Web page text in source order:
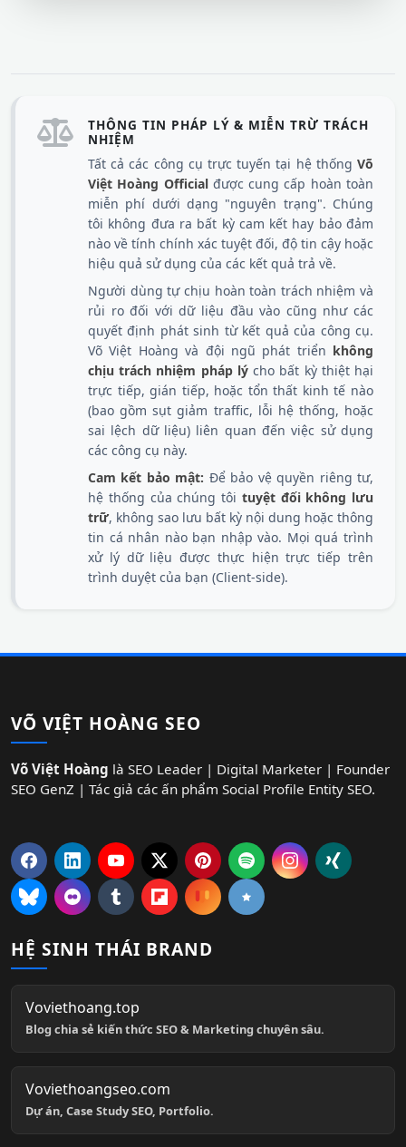
THÔNG TIN PHÁP LÝ & MIỄN TRỪ TRÁCH
NHIỆM
Tất cả các công cụ trực tuyến tại hệ thống Võ
Việt Hoàng Officialđược cung cấp hoàn toàn
miễn phí dưới dạng "nguyên trạng". Chúng
tôi không đưa ra bất kỳ cam kết hay bảo đảm
nào về tính chính xác tuyệt đối, độ tin cậy hoặc
hiệu quả sử dụng của các kết quả trả về.
Người dùng tự chịu hoàn toàn trách nhiệm và
rủi ro đối với dữ liệu đầu vào cũng như các
quyết định phát sinh từ kết quả của công cụ.
Võ Việt Hoàng và đội ngũ phát triển không
chịu trách nhiệm pháp lýcho bất kỳ thiệt hại
trực tiếp, gián tiếp, hoặc tổn thất kinh tế nào
(bao gồm sụt giảm traffic, lỗi hệ thống, hoặc
sai lệch dữ liệu) liên quan đến việc sử dụng
các công cụ này.
Cam kết bảo mật: Để bảo vệ quyền riêng tư,
hệ thống của chúng tôi tuyệt đối không lưu
trữ, không sao lưu bất kỳ nội dung hoặc thông
tin cá nhân nào bạn nhập vào. Mọi quá trình
xử lý dữ liệu được thực hiện trực tiếp trên
trình duyệt của bạn (Client-side).
VÕ VIỆT HOÀNG SEO
Võ Việt Hoàng là SEO Leader | Digital Marketer | Founder
SEO GenZ | Tác giả các ấn phẩm Social Profile Entity SEO.
HỆ SINH THÁI BRAND
Voviethoang.top
Blog chia sẻ kiến thức SEO & Marketing chuyên sâu.
Voviethoangseo.com
Dự án, Case Study SEO, Portfolio.